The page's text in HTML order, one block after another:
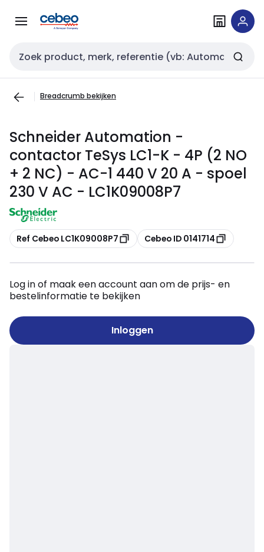
naar
naar
Zoekveld invoer
Breadcrumb bekijken
Schneider Automation -
contactor TeSys LC1-K - 4P (2 NO
+ 2 NC) - AC-1 440 V 20 A - spoel
230 V AC - LC1K09008P7
Kopiëren
Ref Cebeo LC1K09008P7 Kopiëren
Cebeo ID 0141714
Log in of maak een account aan om de prijs- en
bestelinformatie te bekijken
Inloggen